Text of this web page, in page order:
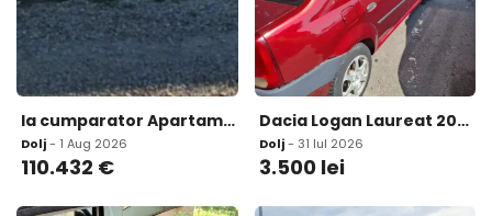
la cumparator Apartament 2 camere 65 mp Satin
Dolj- 1 Aug 2026
110.432 €
Dacia Logan Laureat 2004 3 500 lei
Dolj- 31 Iul 2026
3.500 lei